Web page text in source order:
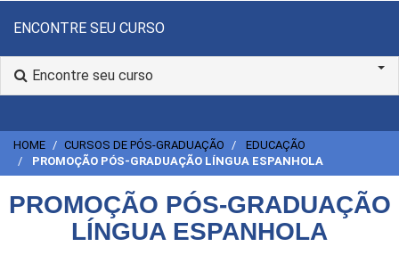
ENCONTRE SEU CURSO
Encontre seu curso
HOME CURSOS DE PÓS-GRADUAÇÃO
EDUCAÇÃO
PROMOÇÃO PÓS-GRADUAÇÃO LÍNGUA ESPANHOLA
PROMOÇÃO PÓS-GRADUAÇÃO
LÍNGUA ESPANHOLA